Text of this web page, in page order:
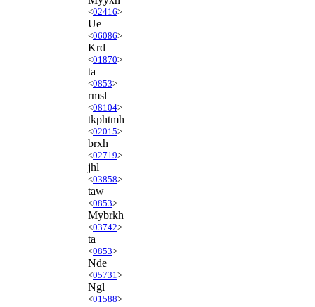
<02416>
Ue
<06086>
Krd
<01870>
ta
<0853>
rmsl
<08104>
tkphtmh
<02015>
brxh
<02719>
jhl
<03858>
taw
<0853>
Mybrkh
<03742>
ta
<0853>
Nde
<05731 >
Ngl
<01588>